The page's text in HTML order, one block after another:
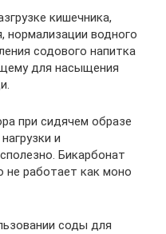
кишечника,
нормализации водного
содового напитка
для насыщения
при сидячем образе
и
Бикарбонат
не работает как моно
соды для